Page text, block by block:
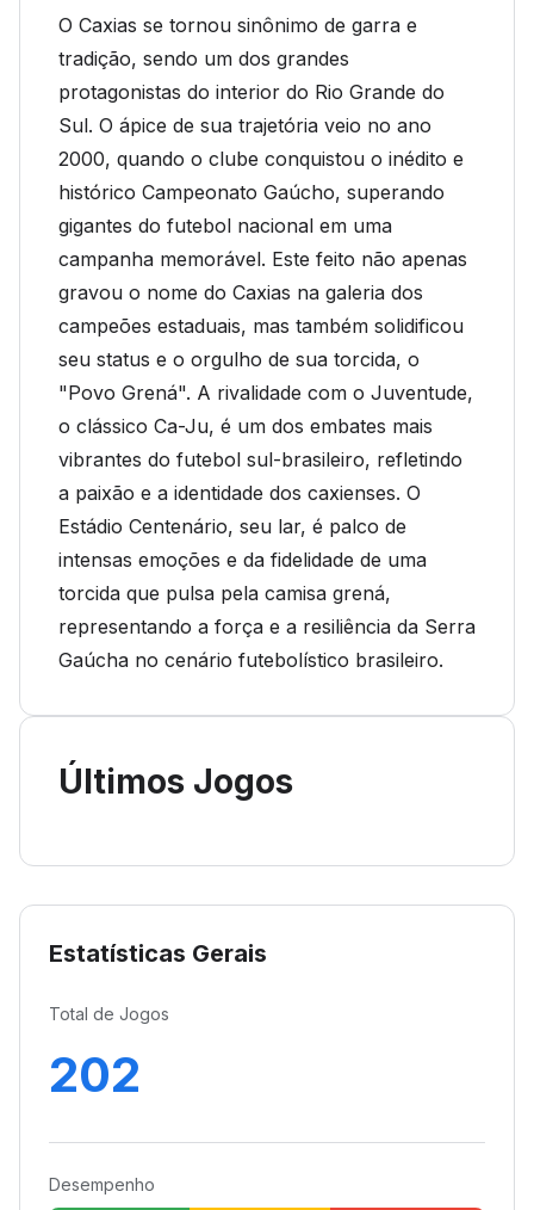
O Caxias se tornou sinônimo de garra e
tradição, sendo um dos grandes
protagonistas do interior do Rio Grande do
Sul. O ápice de sua trajetória veio no ano
2000, quando o clube conquistou o inédito e
histórico Campeonato Gaúcho, superando
gigantes do futebol nacional em uma
campanha memorável. Este feito não apenas
gravou o nome do Caxias na galeria dos
campeões estaduais, mas também solidificou
seu status e o orgulho de sua torcida, o
"Povo Grená". A rivalidade com o Juventude,
o clássico Ca-Ju, é um dos embates mais
vibrantes do futebol sul-brasileiro, refletindo
a paixão e a identidade dos caxienses. O
Estádio Centenário, seu lar, é palco de
intensas emoções e da fidelidade de uma
torcida que pulsa pela camisa grená,
representando a força e a resiliência da Serra
Gaúcha no cenário futebolístico brasileiro.
Últimos Jogos
Estatísticas Gerais
Total de Jogos
202
Desempenho